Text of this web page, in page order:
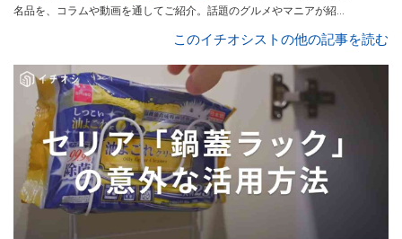
名品を、コラムや動画を通してご紹介。話題のグルメやマニアが紹介
インフルエンサーが実際に使用してレビューしています。毎日トレン
ド情報をお届けしているので、ぜひGoogleニュースでフォローしてく
ださい！
このイチオシストの他の記事を読む